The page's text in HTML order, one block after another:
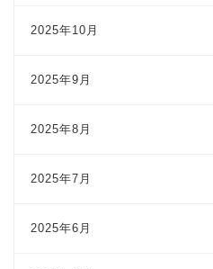
2025年10月
2025年9月
2025年8月
2025年7月
2025年6月